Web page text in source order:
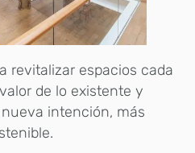
revitalizar espacios cada
de lo existente y
intención, más